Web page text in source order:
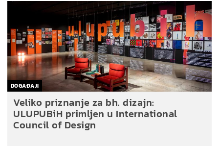
DOGAĐAJI
Veliko priznanje za bh. dizajn:
ULUPUBiH primljen u International
Council of Design